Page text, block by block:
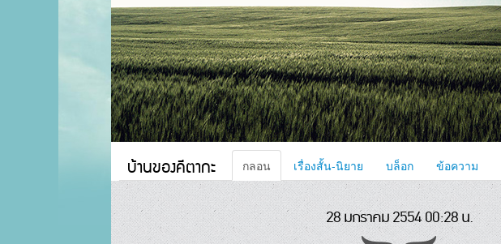
บ้านของคีตากะ กลอน เรื่องสั้น-นิยาย บล็อก ข้อความ
28 มกราคม 2554 00:28 น.